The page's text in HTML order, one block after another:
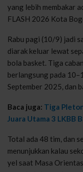
yang lebih membakar
FLASH 2026 Kota
Rabu pagi (10/9) jadi
diarak keluar lewat
bola basket. Tiga
berlangsung pada
September 2025, dan
Baca juga: Tiga
Juara Utama 3 LKBB
Total ada 48 tim, dan
menunjukkan kalau
yel saat Masa